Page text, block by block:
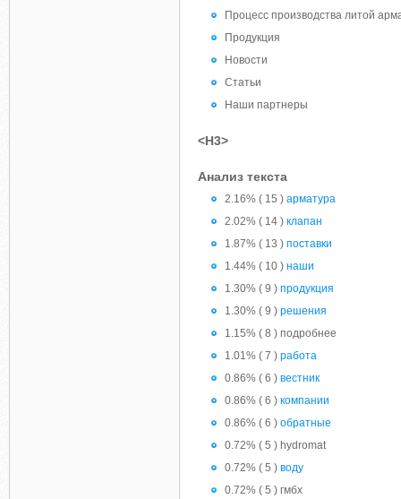
Процесс производства литой
Продукция
Новости
Статьи
Наши партнеры
<H3>
Анализ текста
2.16% ( 15 ) арматура
2.02% ( 14 ) клапан
1.87% ( 13 ) поставки
1.44% ( 10 ) наши
1.30% ( 9 ) продукция
1.30% ( 9 ) решения
1.15% ( 8 ) подробнее
1.01% ( 7 ) работа
0.86% ( 6 ) вестник
0.86% ( 6 ) компании
0.86% ( 6 ) обратные
0.72% ( 5 ) hydromat
0.72% ( 5 ) воду
0.72% ( 5 ) гмбх